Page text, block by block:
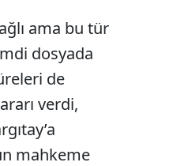
ama bu tür
dosyada
de
verdi,
mahkeme